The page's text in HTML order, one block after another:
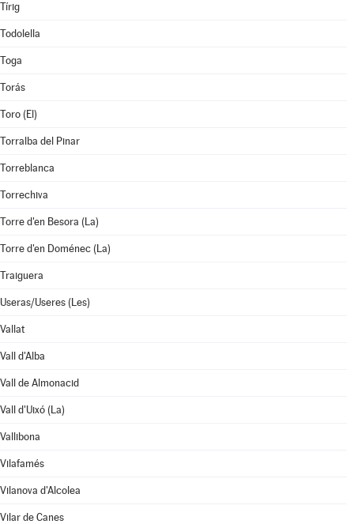
Tírig
Todolella
Toga
Torás
Toro (El)
Torralba del Pinar
Torreblanca
Torrechiva
Torre d'en Besora (La)
Torre d'en Doménec (La)
Traiguera
Useras/Useres (Les)
Vallat
Vall d'Alba
Vall de Almonacid
Vall d'Uixó (La)
Vallibona
Vilafamés
Vilanova d'Alcolea
Vilar de Canes